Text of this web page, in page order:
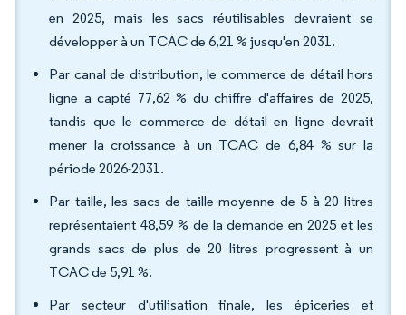
en 2025, mais les sacs réutilisables devraient se
développer à un TCAC de 6,21 % jusqu'en 2031.
Par canal de distribution, le commerce de détail hors
ligne a capté 77,62 % du chiffre d'affaires de 2025,
tandis que le commerce de détail en ligne devrait
mener la croissance à un TCAC de 6,84 % sur la
période 2026-2031.
Par taille, les sacs de taille moyenne de 5 à 20 litres
représentaient 48,59 % de la demande en 2025 et les
grands sacs de plus de 20 litres progressent à un
TCAC de 5,91 %.
Par secteur d'utilisation finale, les épiceries et